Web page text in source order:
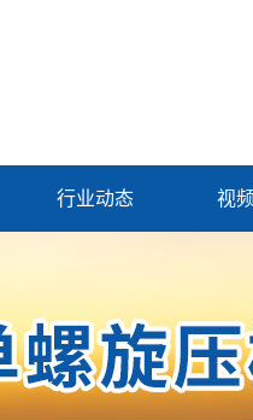
行业动态 视